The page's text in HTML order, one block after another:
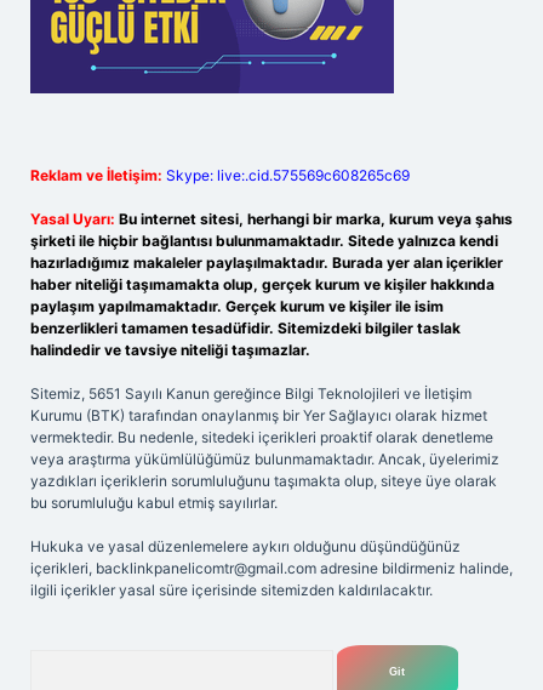
Reklam ve İletişim: Skype: live:.cid.575569c608265c69
Yasal Uyarı: Bu internet sitesi, herhangi bir marka, kurum veya şahıs
şirketi ile hiçbir bağlantısı bulunmamaktadır. Sitede yalnızca kendi
hazırladığımız makaleler paylaşılmaktadır. Burada yer alan içerikler
haber niteliği taşımamakta olup, gerçek kurum ve kişiler hakkında
paylaşım yapılmamaktadır. Gerçek kurum ve kişiler ile isim
benzerlikleri tamamen tesadüfidir. Sitemizdeki bilgiler taslak
halindedir ve tavsiye niteliği taşımazlar.
Sitemiz, 5651 Sayılı Kanun gereğince Bilgi Teknolojileri ve İletişim
Kurumu (BTK) tarafından onaylanmış bir Yer Sağlayıcı olarak hizmet
vermektedir. Bu nedenle, sitedeki içerikleri proaktif olarak denetleme
veya araştırma yükümlülüğümüz bulunmamaktadır. Ancak, üyelerimiz
yazdıkları içeriklerin sorumluluğunu taşımakta olup, siteye üye olarak
bu sorumluluğu kabul etmiş sayılırlar.
Hukuka ve yasal düzenlemelere aykırı olduğunu düşündüğünüz
içerikleri, backlinkpanelicomtr@gmail.com adresine bildirmeniz halinde,
ilgili içerikler yasal süre içerisinde sitemizden kaldırılacaktır.